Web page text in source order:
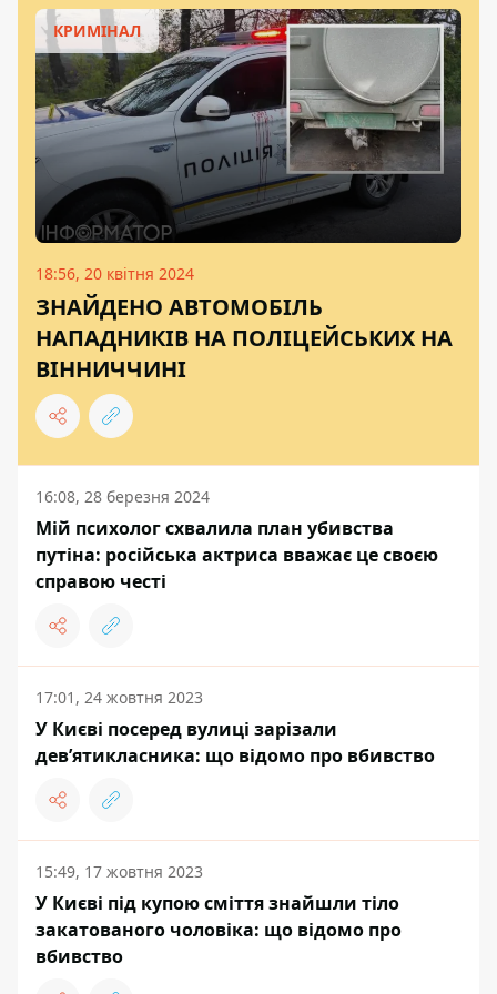
КРИМІНАЛ
18:56, 20 квітня 2024
ЗНАЙДЕНО АВТОМОБІЛЬ
НАПАДНИКІВ НА ПОЛІЦЕЙСЬКИХ НА
ВІННИЧЧИНІ
16:08, 28 березня 2024
Мій психолог схвалила план убивства
путіна: російська актриса вважає це своєю
справою честі
17:01, 24 жовтня 2023
У Києві посеред вулиці зарізали
дев’ятикласника: що відомо про вбивство
15:49, 17 жовтня 2023
У Києві під купою сміття знайшли тіло
закатованого чоловіка: що відомо про
вбивство